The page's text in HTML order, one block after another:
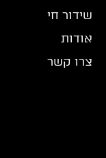
שידור חי
אודות
צרו קשר